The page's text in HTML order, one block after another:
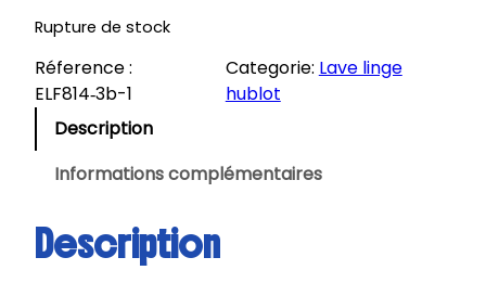
Rupture de stock
Réference :
ELF814‑3b-1
Categorie: Lave linge
hublot
Description
Informations complémentaires
Description